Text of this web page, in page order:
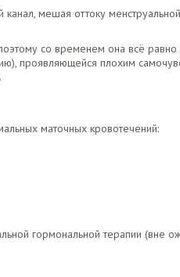
мешая оттоку
со временем она всё равно
проявляющейся плохим
маточных кровотечений:
гормональной терапии (вне